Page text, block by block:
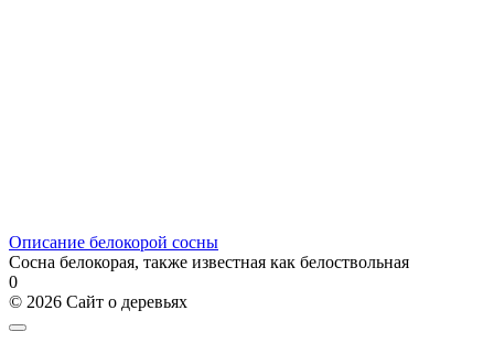
Описание белокорой сосны
Сосна белокорая, также известная как белоствольная
0
© 2026 Сайт о деревьях